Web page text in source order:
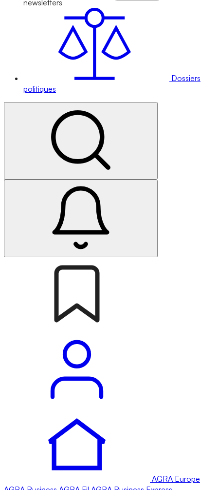
newsletters
Dossiers
politiques
AGRA Europe